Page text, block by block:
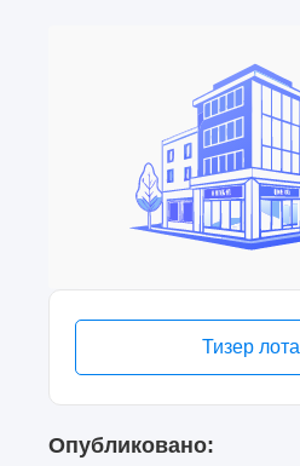
Тизер лота
Опубликовано: